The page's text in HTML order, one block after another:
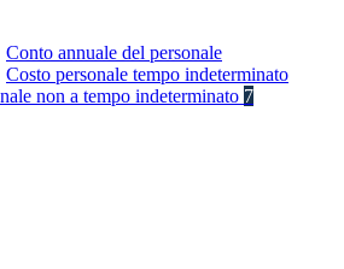
Conto annuale del personale
Costo personale tempo indeterminato
non a tempo indeterminato 7